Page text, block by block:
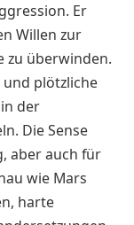
Er
Willen zur
zu überwinden.
plötzliche
der
Die Sense
aber auch für
wie Mars
harte